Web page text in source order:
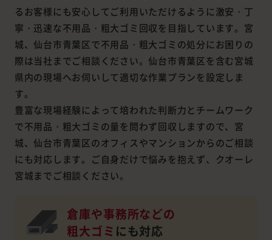
るお客様にも安心してご利用いただけるように激安・丁
寧・迅速な不用品・粗大ゴミ回収を目指しています。宮
城、仙台市青葉区で不用品・粗大ゴミの処分にお困りの
際は当社までご相談ください。仙台市青葉区を含む宮城
県内の現場へお伺いして適切な作業プランを設定しま
す。
豊富な現場経験によって培われた判断力とチームワーク
で不用品・粗大ゴミの量を問わず回収しますので、宮
城、仙台市青葉区のオフィスやマンションからのご相談
にも対応します。ご自身だけで悩みを抱えず、クオーレ
宮城までご相談ください。
倉庫や事務所などの
粗大ゴミ にも対応